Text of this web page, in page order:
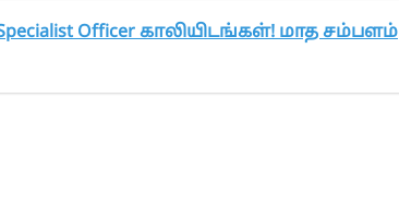
Officer காலியிடங்கள்! மாத சம்பளம்